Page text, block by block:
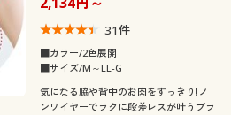
31件
■カラー/2色展開
■サイズ/M～LL-G
気になる脇や背中のお肉をすっきり!ノ
ンワイヤーでラクに段差レスが叶うブラ